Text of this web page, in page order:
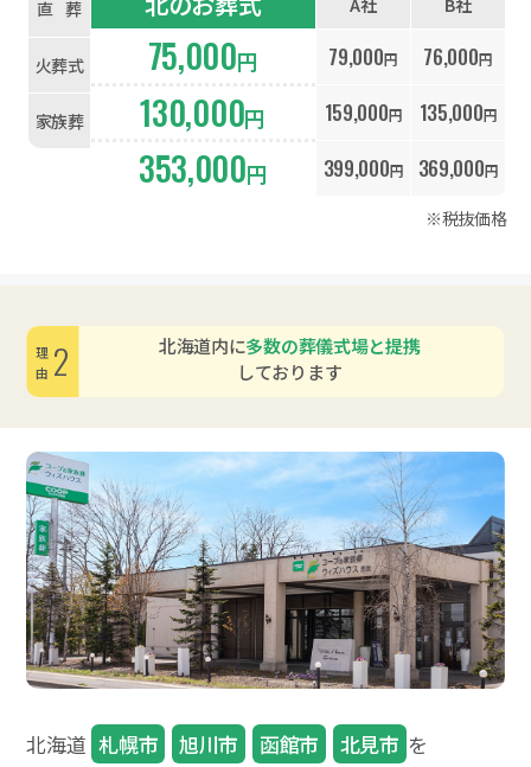
直葬
火葬式
家族葬
75,000円
130,000円
353,000円
A社 B社
79,000円 76,000円
159,000円 135,000円
399,000円 369,000円
※税抜価格
北海道内に多数の葬儀式場と提携
しております
理由2
北海道 札幌市 旭川市 函館市 北見市 を